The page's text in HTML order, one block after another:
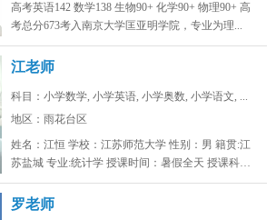
高考英语142 数学138 生物90+ 化学90+ 物理90+ 高
考总分673考入南京大学匡亚明学院，专业为理...
江老师
科目：小学数学, 小学英语, 小学奥数, 小学语文, ...
地区：雨花台区
姓名：江恒 学校：江苏师范大学 性别：男 籍贯:江
苏盐城 专业:统计学 授课时间：暑假全天 授课科
目：小学初...
罗老师